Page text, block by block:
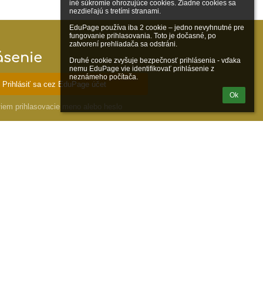
iné súkromie ohrozujúce cookies. Žiadne cookies sa
nezdieľajú s tretími stranami.
EduPage používa iba 2 cookie – jedno nevyhnutné pre
fungovanie prihlasovania. Toto je dočasné, po
zatvorení prehliadača sa odstráni.
Druhé cookie zvyšuje bezpečnosť prihlásenia - vďaka
nemu EduPage vie identifikovať prihlásenie z
neznámeho počítača.
Ok
Prihlásiť sa cez EduPage účet
prihlasovacie meno alebo heslo